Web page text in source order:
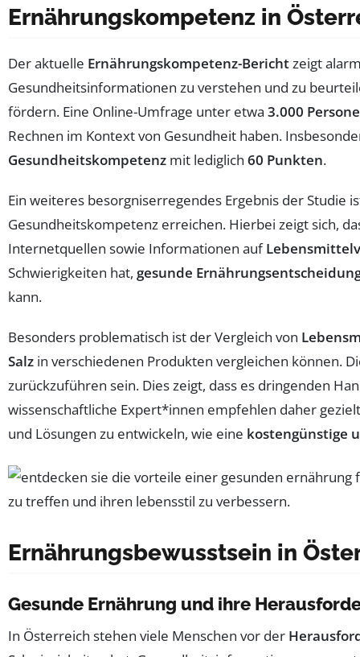
Ernährungskompetenz in
Der aktuelle Ernährungskompetenz-Berichtzeigt
Gesundheitsinformationen zu verstehen und zu
fördern. Eine Online-Umfrage unter etwa 3.000
Rechnen im Kontext von Gesundheit haben.
Gesundheitskompetenz mit lediglich 60 Punkten.
Ein weiteres besorgniserregendes Ergebnis der
Gesundheitskompetenz erreichen. Hierbei zeigt sich,
Internetquellen sowie Informationen auf
Schwierigkeiten hat, gesunde
kann.
Besonders problematisch ist der Vergleich von
Salz in verschiedenen Produkten vergleichen können.
zurückzuführen sein. Dies zeigt, dass es dringenden
wissenschaftliche Expert*innen empfehlen daher
und Lösungen zu entwickeln, wie eine kostengünstige
Ernährungsbewusstsein in
Gesunde Ernährung und ihre
In Österreich stehen viele Menschen vor der